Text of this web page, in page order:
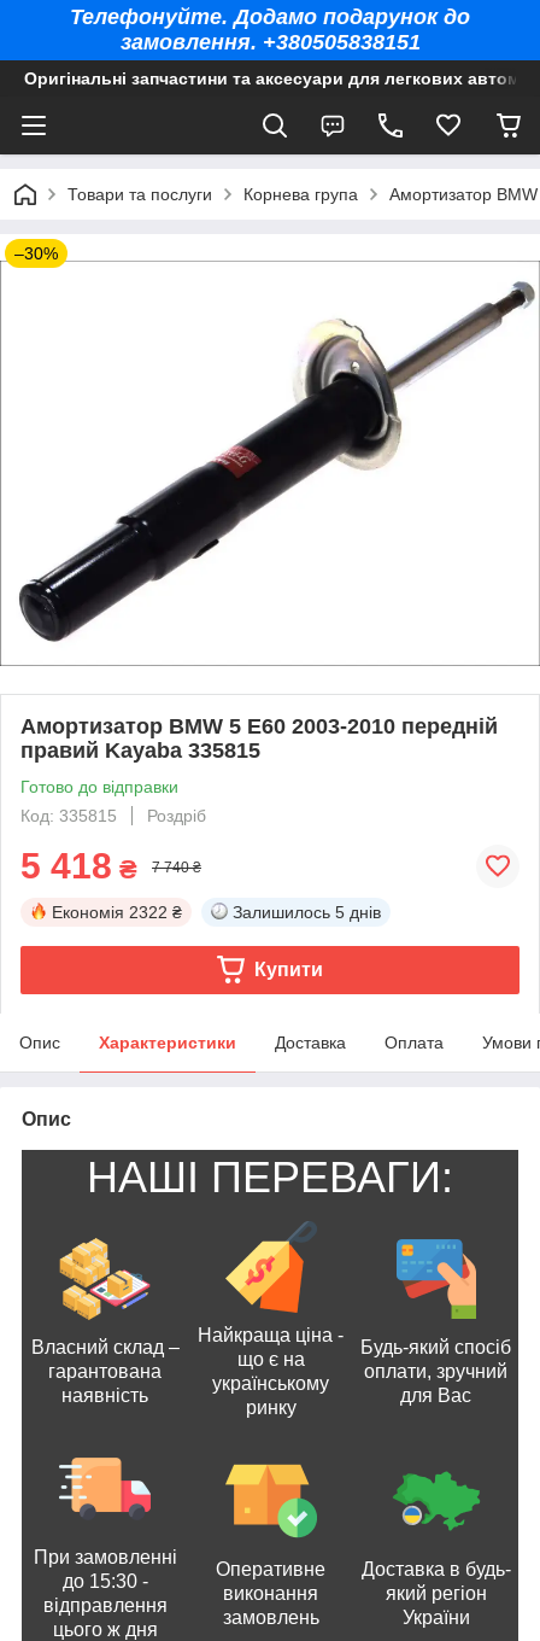
Телефонуйте. Додамо подарунок до
замовлення. +380505838151
Оригінальні запчастини та аксесуари для легкових
Товари та послуги Корнева група Амортизатор
–30%
Амортизатор BMW 5 E60 2003-2010 передній
правий Kayaba 335815
Готово до відправки
Код: 335815
Роздріб
5 418 ₴ 7 740 ₴
Економія 2322 ₴ Залишилось 5 днів
Купити
Опис Характеристики Доставка Оплата Умови
Опис
НАШІ ПЕРЕВАГИ:
Власний склад –
гарантована
наявність
Найкраща ціна -
що є на
українському
ринку
Будь-який спосіб
оплати, зручний
для Вас
При замовленні
до 15:30 -
відправлення
цього ж дня
Оперативне
виконання
замовлень
Доставка в будь-
який регіон
України